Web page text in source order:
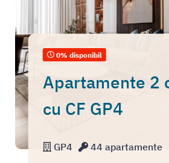
0% disponibil
Apartamente 2
cu CF GP4
GP4 44 apartamente